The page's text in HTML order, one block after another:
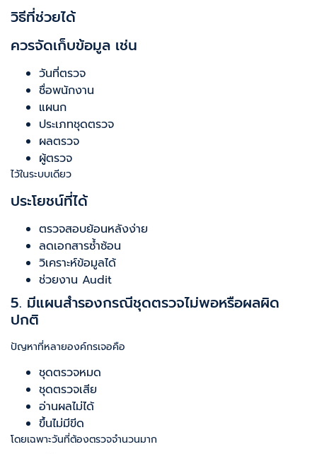
วิธีที่ช่วยได้
ควรจัดเก็บข้อมูล เช่น
วันที่ตรวจ
ชื่อพนักงาน
แผนก
ประเภทชุดตรวจ
ผลตรวจ
ผู้ตรวจ
ไว้ในระบบเดียว
ประโยชน์ที่ได้
ตรวจสอบย้อนหลังง่าย
ลดเอกสารซ้ำซ้อน
วิเคราะห์ข้อมูลได้
ช่วยงาน Audit
5. มีแผนสำรองกรณีชุดตรวจไม่พอหรือผลผิด
ปกติ
ปัญหาที่หลายองค์กรเจอคือ
ชุดตรวจหมด
ชุดตรวจเสีย
อ่านผลไม่ได้
ขึ้นไม่มีขีด
โดยเฉพาะวันที่ต้องตรวจจำนวนมาก